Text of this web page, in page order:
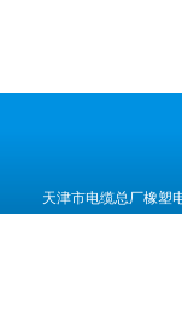
天津市电缆总厂橡塑